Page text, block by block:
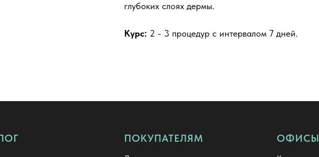
глубоких слоях дермы.
Курс: 2 - 3 процедур с интервалом 7 дней.
ПОКУПАТЕЛЯМ ОФИСЫ